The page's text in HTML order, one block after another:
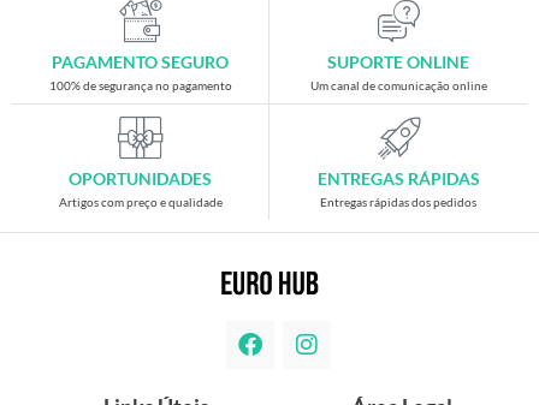
PAGAMENTO SEGURO
100% de segurança no pagamento
SUPORTE ONLINE
Um canal de comunicação online
OPORTUNIDADES
Artigos com preço e qualidade
ENTREGAS RÁPIDAS
Entregas rápidas dos pedidos